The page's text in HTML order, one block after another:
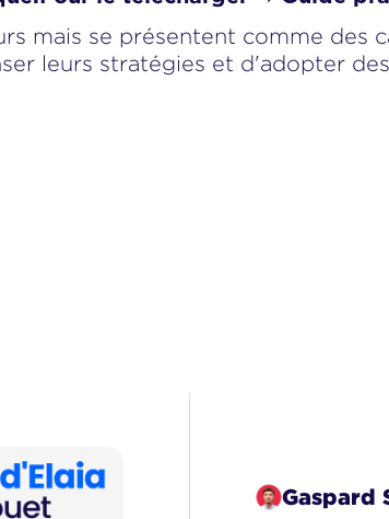
mais se présentent comme des
leurs stratégies et d'adopter
Gaspard